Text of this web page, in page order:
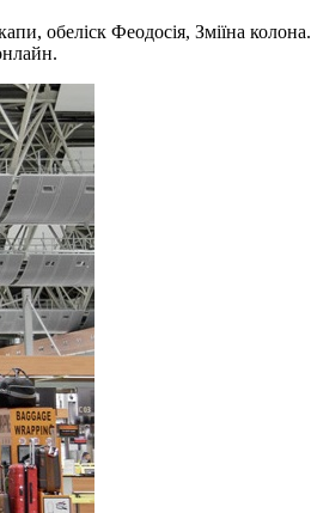
обеліск Феодосія, Зміїна колона.